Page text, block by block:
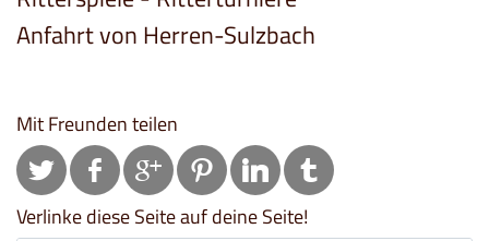
Anfahrt von Herren-Sulzbach
Mit Freunden teilen
Verlinke diese Seite auf deine Seite!